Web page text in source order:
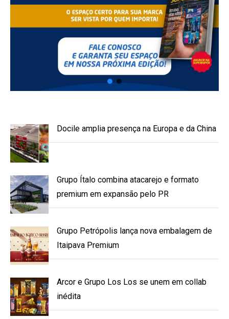
Docile amplia presença na Europa e da China
Grupo Ítalo combina atacarejo e formato
premium em expansão pelo PR
Grupo Petrópolis lança nova embalagem de
Itaipava Premium
Arcor e Grupo Los Los se unem em collab
inédita